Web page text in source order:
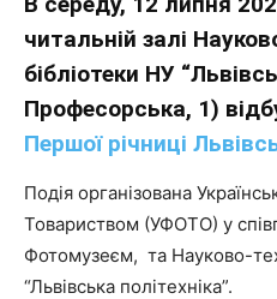
читальній залі
бібліотеки НУ
Професорська, 1)
Першої річниці
Подія організована
Товариством (УФОТО) у
Фотомузеєм, та Науково-
“Львівська політехніка”.